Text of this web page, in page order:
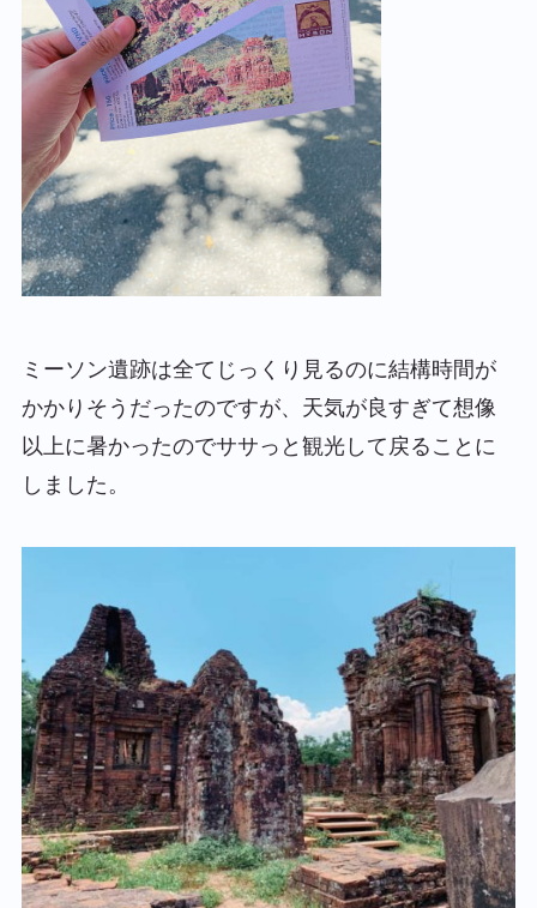
ミーソン遺跡は全てじっくり見るのに結構時間が
かかりそうだったのですが、天気が良すぎて想像
以上に暑かったのでササっと観光して戻ることに
しました。